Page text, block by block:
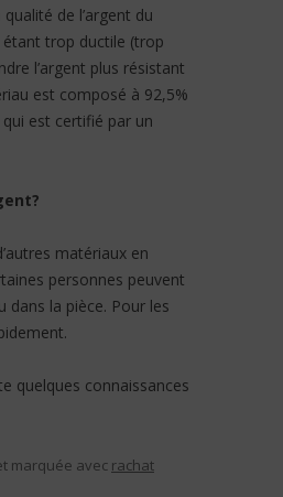
de l’argent du
trop ductile (trop
l’argent plus résistant
est composé à 92,5%
qui est certifié par un
matériaux en
personnes peuvent
dans la pièce. Pour les
quelques connaissances
marquée avec rachat